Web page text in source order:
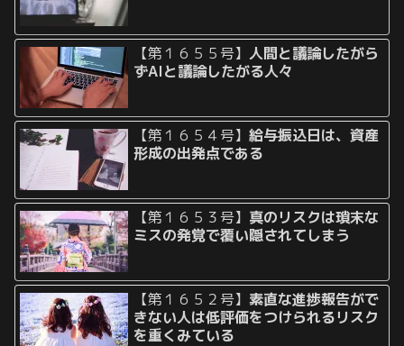
【第１６５５号】人間と議論したがら
ずAIと議論したがる人々
【第１６５４号】給与振込日は、資産
形成の出発点である
【第１６５３号】 真のリスクは瑣末な
ミスの発覚で覆い隠されてしまう
【第１６５２号】素直な進捗報告がで
きない人は低評価をつけられるリスク
を重くみている